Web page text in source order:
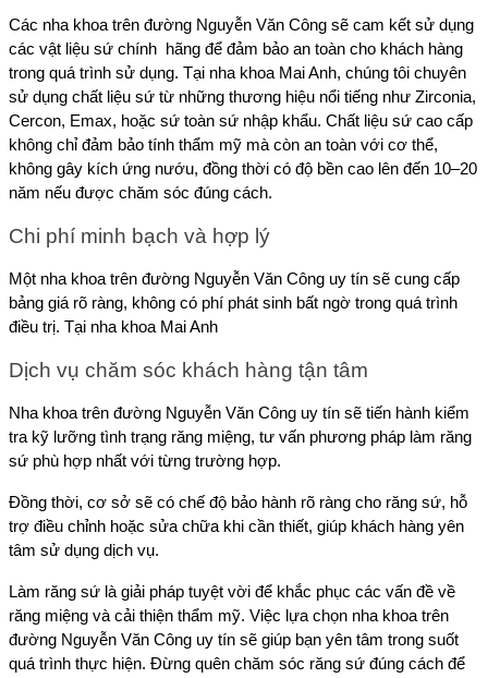
Các nha khoa trên đường Nguyễn Văn Công sẽ cam kết sử dụng
các vật liệu sứ chính  hãng để đảm bảo an toàn cho khách hàng
trong quá trình sử dụng. Tại nha khoa Mai Anh, chúng tôi chuyên
sử dụng chất liệu sứ từ những thương hiệu nổi tiếng như Zirconia,
Cercon, Emax, hoặc sứ toàn sứ nhập khẩu. Chất liệu sứ cao cấp
không chỉ đảm bảo tính thẩm mỹ mà còn an toàn với cơ thể,
không gây kích ứng nướu, đồng thời có độ bền cao lên đến 10–20
năm nếu được chăm sóc đúng cách.
Chi phí minh bạch và hợp lý
Một nha khoa trên đường Nguyễn Văn Công uy tín sẽ cung cấp
bảng giá rõ ràng, không có phí phát sinh bất ngờ trong quá trình
điều trị. Tại nha khoa Mai Anh
Dịch vụ chăm sóc khách hàng tận tâm
Nha khoa trên đường Nguyễn Văn Công uy tín sẽ tiến hành kiểm
tra kỹ lưỡng tình trạng răng miệng, tư vấn phương pháp làm răng
sứ phù hợp nhất với từng trường hợp.
Đồng thời, cơ sở sẽ có chế độ bảo hành rõ ràng cho răng sứ, hỗ
trợ điều chỉnh hoặc sửa chữa khi cần thiết, giúp khách hàng yên
tâm sử dụng dịch vụ.
Làm răng sứ là giải pháp tuyệt vời để khắc phục các vấn đề về
răng miệng và cải thiện thẩm mỹ. Việc lựa chọn nha khoa trên
đường Nguyễn Văn Công uy tín sẽ giúp bạn yên tâm trong suốt
quá trình thực hiện. Đừng quên chăm sóc răng sứ đúng cách để